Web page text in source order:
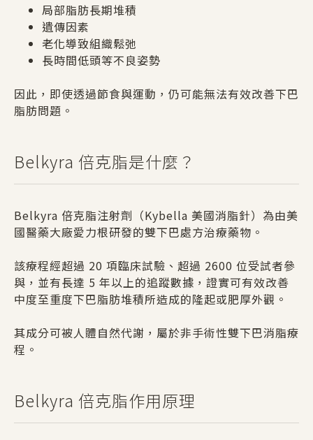
局部脂肪長期堆積
遺傳因素
老化導致組織鬆弛
長時間低頭等不良姿勢
因此，即使透過節食與運動，仍可能無法有效改善下巴
脂肪問題。
Belkyra 倍克脂是什麼？
Belkyra 倍克脂注射劑（Kybella 美國消脂針）為由美
國醫藥大廠愛力根研發的雙下巴處方治療藥物。
該療程經超過 20 項臨床試驗、超過 2600 位受試者參
與，並有長達 5 年以上的追蹤數據，證實可有效改善
中度至重度下巴脂肪堆積所造成的隆起或肥厚外觀。
其成分可被人體自然代謝，屬於非手術性雙下巴消脂療
程。
Belkyra 倍克脂作用原理